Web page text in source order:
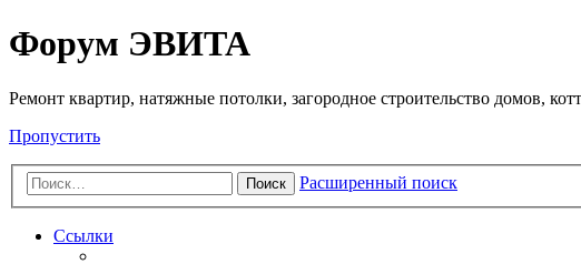
Регистрация
Форум ЭВИТА
Ремонт квартир, натяжные потолки, загородное строительство домов,
Пропустить
Поиск Расширенный поиск
Ссылки